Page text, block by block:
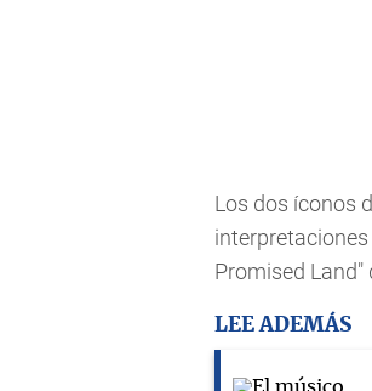
Los dos íconos
interpretaciones
Promised Land"
LEE ADEMÁS